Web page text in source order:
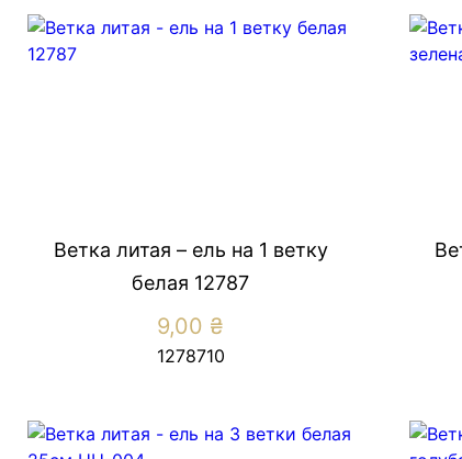
Ветка литая – ель на 1 ветку
белая 12787
9,00 ₴
1278710